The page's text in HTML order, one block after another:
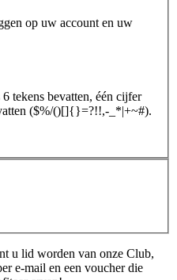
op uw account en uw
tekens bevatten, één cijfer
($%/()[]{}=?!!,-_*|+~#).
u lid worden van onze Club,
e-mail en een voucher die